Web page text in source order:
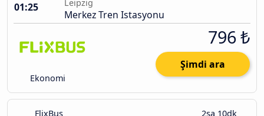
01:25
Leipzig
Merkez Tren Istasyonu
Ekonomi
796 ₺
Şimdi ara
FlixBus 2sa 10dk